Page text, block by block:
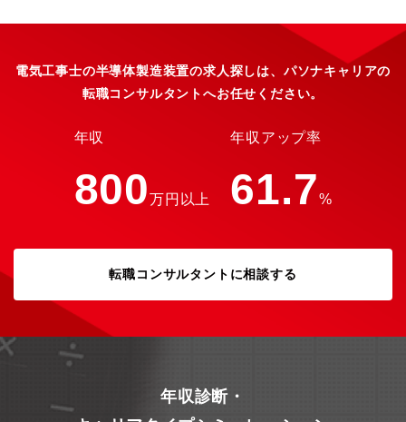
の建設・メンテナンスを手始めに、繊維機械・化学機械製造を手
掛けました。更に日本の産業の発展に伴い、自動車・半導体製造
装置、ロボットを用いた自動化システム、液晶･太陽電池製造装
置、太陽光発電所建設を中心としたクリーエネルギー分野と、事
業分野を拡大してきました。このように日本の産業の発展に合わ
どを用いた自動化システムをさらに発展させると共に、新たな分
用の生化学検査装置の共同開発を行っており、2017年度からの製
造開始を目指しています。これからも顧客のニーズに基づき様々
電気工事士の半導体製造装置の求人探しは、パソナキャリアの
転職コンサルタントへお任せください。
年収
800万円以上
年収アップ率
61.7%
転職コンサルタントに相談する
年収診断・